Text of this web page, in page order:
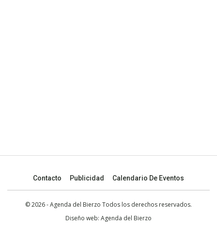
Contacto Publicidad Calendario De Eventos
© 2026 - Agenda del Bierzo Todos los derechos reservados.
Diseño web: Agenda del Bierzo